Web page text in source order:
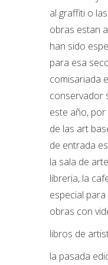
al graffiti o
obras estan
han sido
para esa
comisariada
conservador
este año,
de las art
de entrada
la sala de
libreria, la
especial
obras con
libros de
la pasada